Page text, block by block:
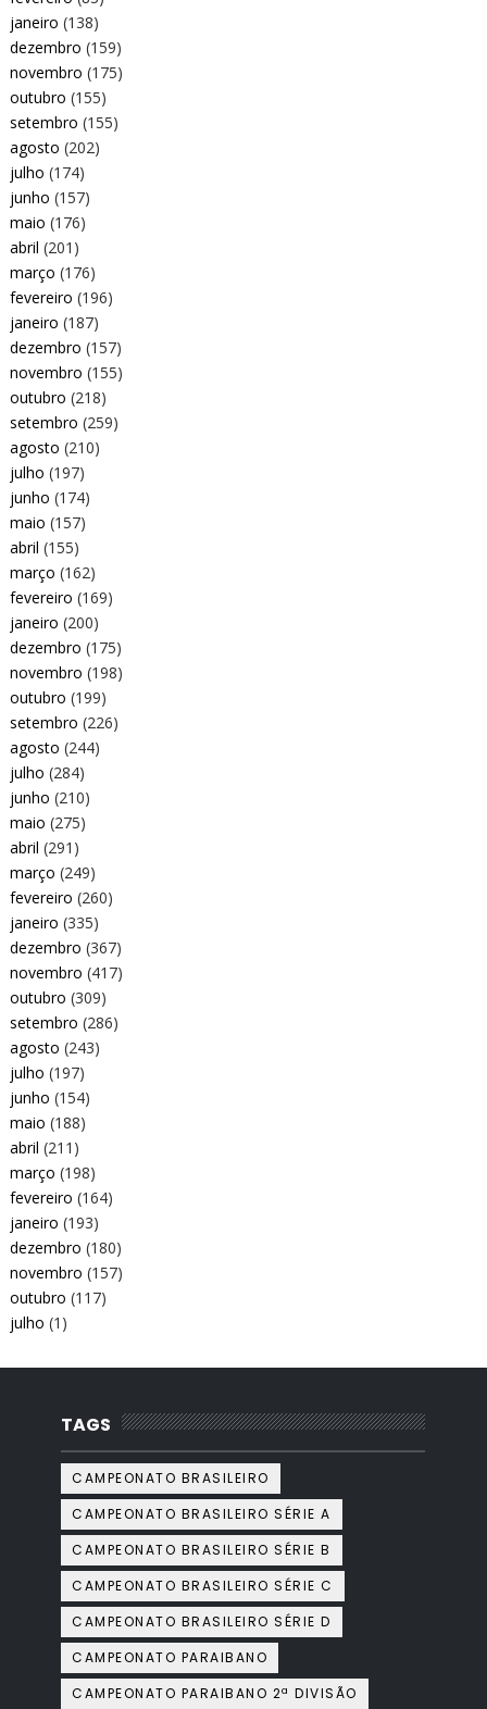
janeiro (138)
dezembro (159)
novembro (175)
outubro (155)
setembro (155)
agosto (202)
julho (174)
junho (157)
maio (176)
abril (201)
março (176)
fevereiro (196)
janeiro (187)
dezembro (157)
novembro (155)
outubro (218)
setembro (259)
agosto (210)
julho (197)
junho (174)
maio (157)
abril (155)
março (162)
fevereiro (169)
janeiro (200)
dezembro (175)
novembro (198)
outubro (199)
setembro (226)
agosto (244)
julho (284)
junho (210)
maio (275)
abril (291)
março (249)
fevereiro (260)
janeiro (335)
dezembro (367)
novembro (417)
outubro (309)
setembro (286)
agosto (243)
julho (197)
junho (154)
maio (188)
abril (211)
março (198)
fevereiro (164)
janeiro (193)
dezembro (180)
novembro (157)
outubro (117)
julho (1)
TAGS
CAMPEONATO BRASILEIRO
CAMPEONATO BRASILEIRO SÉRIE A
CAMPEONATO BRASILEIRO SÉRIE B
CAMPEONATO BRASILEIRO SÉRIE C
CAMPEONATO BRASILEIRO SÉRIE D
CAMPEONATO PARAIBANO
CAMPEONATO PARAIBANO 2ª DIVISÃO